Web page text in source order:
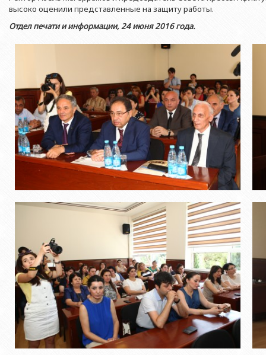
Выпускники БГУ
Почетные доктора
Знаменательные даты в истории БГУ
Отдел протокола
Служба психологической помощи
Культурно-творческий центр
Спортивно-оздоровительный
Университетская газета
Типография
Издательство
Филологический
Факультет
Юридический
Факультет
Факультет
Факультет
Факультет Теология
Факультет
Азербайджанской
Юридическое
Юридическое
образования
Юридическое
Азербайджанской
Юридическое
и образования
высоко оценили представленные на защиту работы.
Отдел печати и информации, 24 июня 2016 года.